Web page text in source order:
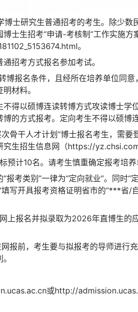
士研究生普通招考的考生。除少数
士生招考“申请-考核制”工作实施方
。
招考方式报名参加考试。
博报名条件，且经所在培养单位同
材料。
得以硕博连读转博方式攻读博士学
的方式报考。定向考生不得以硕博
骨干人才计划”博士报名考生，需
生招生信息网（https://
计10名。请考生慎重确定报考培养
考类别”一律为“定向就业”。同时
写开具报考资格证明省市的“***省/
上报名并拟录取为2026年直博生的
报前，考生要与拟报考的导师进行
或http://